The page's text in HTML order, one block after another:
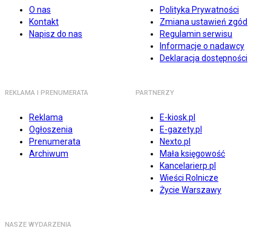
O nas
Kontakt
Napisz do nas
Polityka Prywatności
Zmiana ustawień zgód
Regulamin serwisu
Informacje o nadawcy
Deklaracja dostępności
REKLAMA I PRENUMERATA
Reklama
Ogłoszenia
Prenumerata
Archiwum
PARTNERZY
E-kiosk.pl
E-gazety.pl
Nexto.pl
Mała księgowość
Kancelarierp.pl
Wieści Rolnicze
Życie Warszawy
NASZE WYDARZENIA